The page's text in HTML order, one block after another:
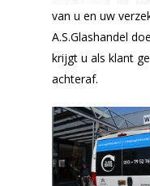
van u en uw
A.S.Glashandel
krijgt u als klant
achteraf.